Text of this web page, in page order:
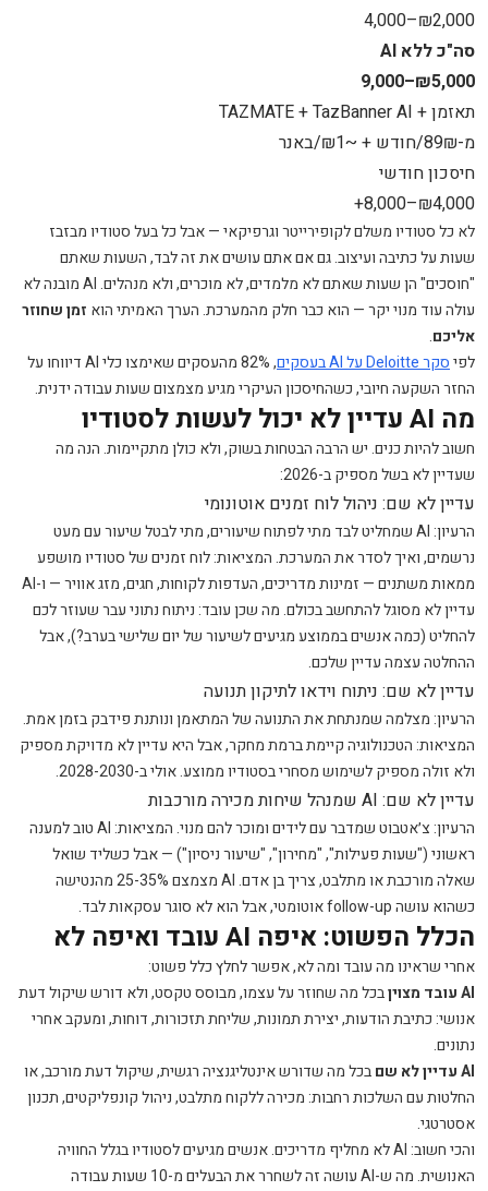
₪2,000–4,000
סה"כ ללא AI
₪5,000–9,000
תאזמן + TAZMATE + TazBanner AI
מ-89₪/חודש + ~₪1/באנר
חיסכון חודשי
₪4,000–8,000+
לא כל סטודיו משלם לקופירייטר וגרפיקאי — אבל כל בעל סטודיו מבזבז
שעות על כתיבה ועיצוב. גם אם אתם עושים את זה לבד, השעות שאתם
"חוסכים" הן שעות שאתם לא מלמדים, לא מוכרים, ולא מנהלים. AI מובנה לא
עולה עוד מנוי יקר — הוא כבר חלק מהמערכת. הערך האמיתי הוא זמן שחוזר
אליכם.
לפיסקר Deloitte על AI בעסקים
, 82% מהעסקים שאימצו כלי AI דיווחו על
החזר השקעה חיובי, כשהחיסכון העיקרי מגיע מצמצום שעות עבודה ידנית.
מה AI עדיין לא יכול לעשות לסטודיו
חשוב להיות כנים. יש הרבה הבטחות בשוק, ולא כולן מתקיימות. הנה מה
שעדיין לא בשל מספיק ב-2026:
עדיין לא שם: ניהול לוח זמנים אוטונומי
הרעיון: AI שמחליט לבד מתי לפתוח שיעורים, מתי לבטל שיעור עם מעט
נרשמים, ואיך לסדר את המערכת. המציאות: לוח זמנים של סטודיו מושפע
ממאות משתנים — זמינות מדריכים, העדפות לקוחות, חגים, מזג אוויר — ו-AI
עדיין לא מסוגל להתחשב בכולם. מה שכן עובד: ניתוח נתוני עבר שעוזר לכם
להחליט (כמה אנשים בממוצע מגיעים לשיעור של יום שלישי בערב?), אבל
ההחלטה עצמה עדיין שלכם.
עדיין לא שם: ניתוח וידאו לתיקון תנועה
הרעיון: מצלמה שמנתחת את התנועה של המתאמן ונותנת פידבק בזמן אמת.
המציאות: הטכנולוגיה קיימת ברמת מחקר, אבל היא עדיין לא מדויקת מספיק
ולא זולה מספיק לשימוש מסחרי בסטודיו ממוצע. אולי ב-2028-2030.
עדיין לא שם: AI שמנהל שיחות מכירה מורכבות
הרעיון: צ׳אטבוט שמדבר עם לידים ומוכר להם מנוי. המציאות: AI טוב למענה
ראשוני ("שעות פעילות", "מחירון", "שיעור ניסיון") — אבל כשליד שואל
שאלה מורכבת או מתלבט, צריך בן אדם. AI מצמצם 25-35% מהנטישה
כשהוא עושה follow-up אוטומטי, אבל הוא לא סוגר עסקאות לבד.
הכלל הפשוט: איפה AI עובד ואיפה לא
אחרי שראינו מה עובד ומה לא, אפשר לחלץ כלל פשוט:
AI עובד מצוין
בכל מה שחוזר על עצמו, מבוסס טקסט, ולא דורש שיקול דעת
אנושי: כתיבת הודעות, יצירת תמונות, שליחת תזכורות, דוחות, ומעקב אחרי
נתונים.
AI עדיין לא שם
בכל מה שדורש אינטליגנציה רגשית, שיקול דעת מורכב, או
החלטות עם השלכות רחבות: מכירה ללקוח מתלבט, ניהול קונפליקטים, תכנון
אסטרטגי.
והכי חשוב: AI לא מחליף מדריכים. אנשים מגיעים לסטודיו בגלל החוויה
האנושית. מה ש-AI עושה זה לשחרר את הבעלים מ-10 שעות עבודה